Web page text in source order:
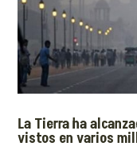
La Tierra ha
vistos en varios